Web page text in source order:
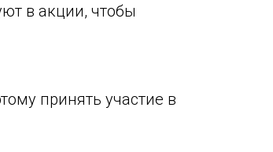
в акции, чтобы
принять участие в